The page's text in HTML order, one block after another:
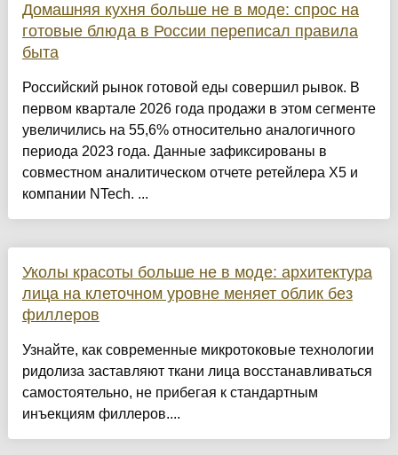
Домашняя кухня больше не в моде: спрос на
готовые блюда в России переписал правила
быта
Российский рынок готовой еды совершил рывок. В
первом квартале 2026 года продажи в этом сегменте
увеличились на 55,6% относительно аналогичного
периода 2023 года. Данные зафиксированы в
совместном аналитическом отчете ретейлера X5 и
компании NTech. ...
Уколы красоты больше не в моде: архитектура
лица на клеточном уровне меняет облик без
филлеров
Узнайте, как современные микротоковые технологии
ридолиза заставляют ткани лица восстанавливаться
самостоятельно, не прибегая к стандартным
инъекциям филлеров....